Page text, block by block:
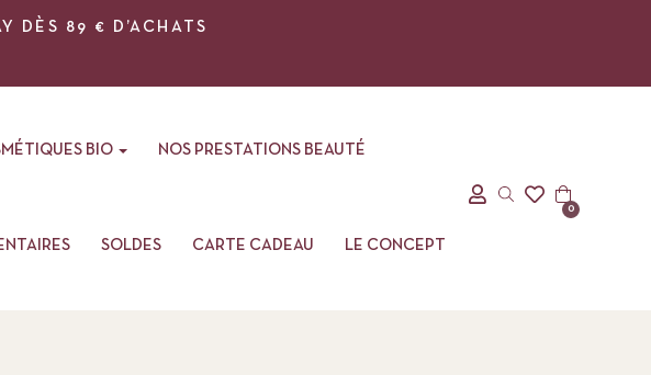
DÈS 89 € D’ACHATS
BIO NOS PRESTATIONS BEAUTÉ
SOLDES CARTE CADEAU LE CONCEPT
0